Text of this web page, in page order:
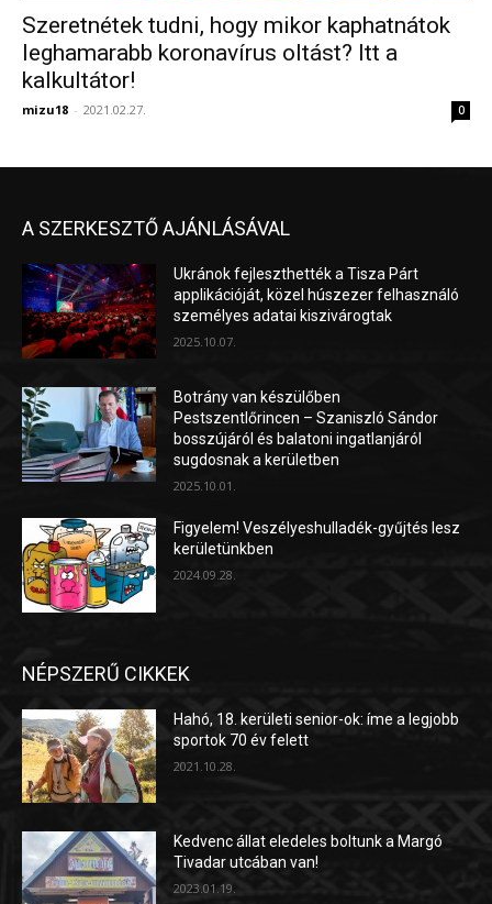
Szeretnétek tudni, hogy mikor kaphatnátok
leghamarabb koronavírus oltást? Itt a
kalkultátor!
mizu18 - 2021.02.27. 0
A SZERKESZTŐ AJÁNLÁSÁVAL
Ukránok fejleszthették a Tisza Párt
applikációját, közel húszezer felhasználó
személyes adatai kiszivárogtak
2025.10.07.
Botrány van készülőben
Pestszentlőrincen – Szaniszló Sándor
bosszújáról és balatoni ingatlanjáról
sugdosnak a kerületben
2025.10.01.
Figyelem! Veszélyeshulladék-gyűjtés lesz
kerületünkben
2024.09.28.
NÉPSZERŰ CIKKEK
Hahó, 18. kerületi senior-ok: íme a legjobb
sportok 70 év felett
2021.10.28.
Kedvenc állat eledeles boltunk a Margó
Tivadar utcában van!
2023.01.19.